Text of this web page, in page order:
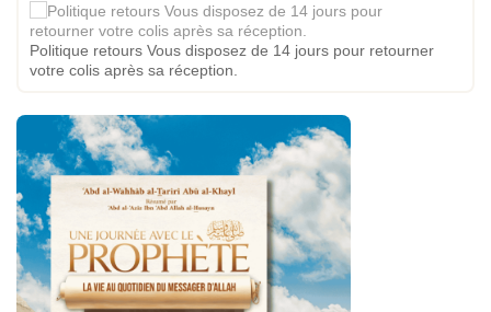
Politique retours Vous disposez de 14 jours pour retourner
votre colis après sa réception.